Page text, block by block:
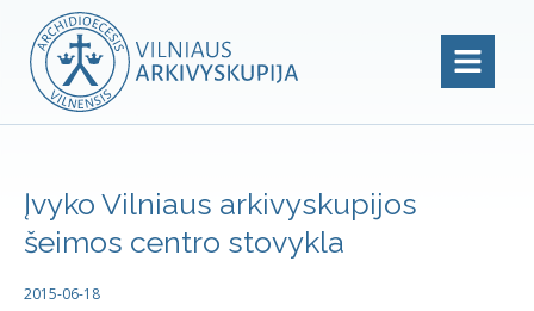
Įvyko Vilniaus arkivyskupijos
šeimos centro stovykla
2015-06-18